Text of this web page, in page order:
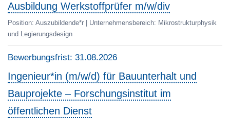
Wissenschaftliche Hilfskraft /HiWi)
Verwaltung
Ausbildung Werkstoffprüfer m/w/div
Position: Auszubildende*r | Unternehmensbereich: Mikrostrukturphysik
und Legierungsdesign
Bewerbungsfrist: 31.08.2026
Ingenieur*in (m/w/d) für Bauunterhalt und
Bauprojekte – Forschungsinstitut im
öffentlichen Dienst